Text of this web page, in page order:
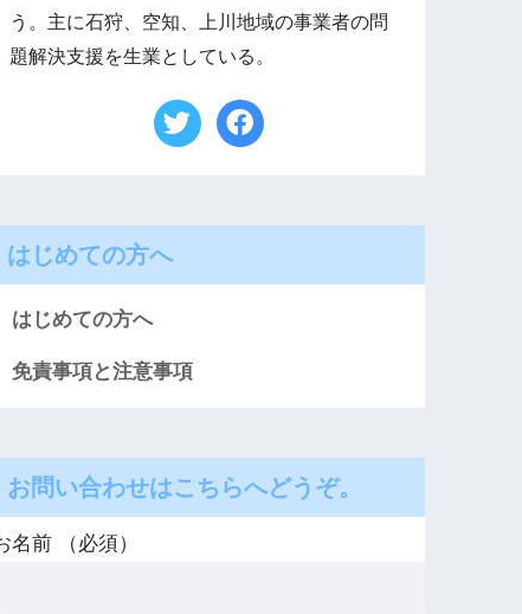
う。主に石狩、空知、上川地域の事業者の問
題解決支援を生業としている。
はじめての方へ
はじめての方へ
免責事項と注意事項
お問い合わせはこちらへどうぞ。
名前 （必須）